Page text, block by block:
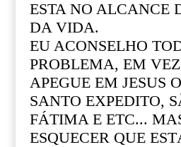
ESTA NO ALCANCE
DA VIDA.
EU ACONSELHO
PROBLEMA, EM
APEGUE EM JESUS
SANTO EXPEDITO,
FÁTIMA E ETC...
ESQUECER QUE